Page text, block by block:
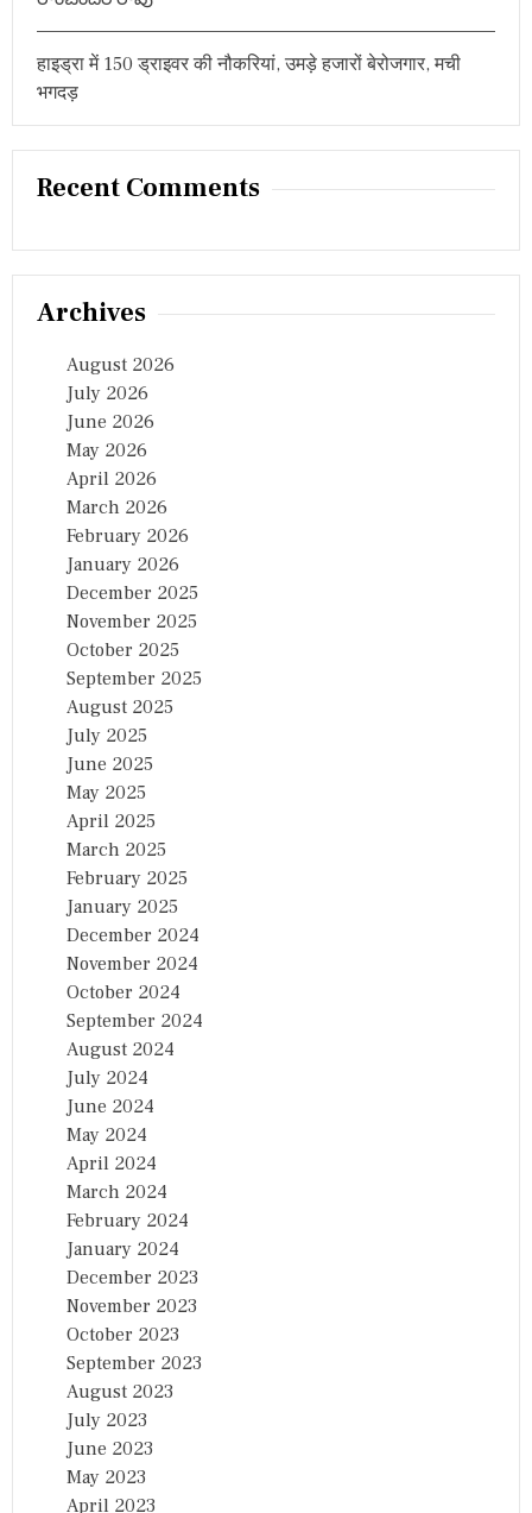
हाइड्रा में 150 ड्राइवर की नौकरियां, उमड़े हजारों बेरोजगार, मची
भगदड़
Recent Comments
Archives
August 2026
July 2026
June 2026
May 2026
April 2026
March 2026
February 2026
January 2026
December 2025
November 2025
October 2025
September 2025
August 2025
July 2025
June 2025
May 2025
April 2025
March 2025
February 2025
January 2025
December 2024
November 2024
October 2024
September 2024
August 2024
July 2024
June 2024
May 2024
April 2024
March 2024
February 2024
January 2024
December 2023
November 2023
October 2023
September 2023
August 2023
July 2023
June 2023
May 2023
April 2023